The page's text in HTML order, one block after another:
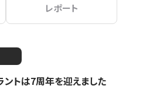
レポート
トは7周年を迎えました